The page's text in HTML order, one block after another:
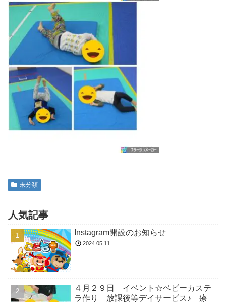
未分類
人気記事
Instagram開設のお知らせ
2024.05.11
４月２９日 イベント☆ベビーカステ
ラ作り 放課後等デイサービス♪ 療